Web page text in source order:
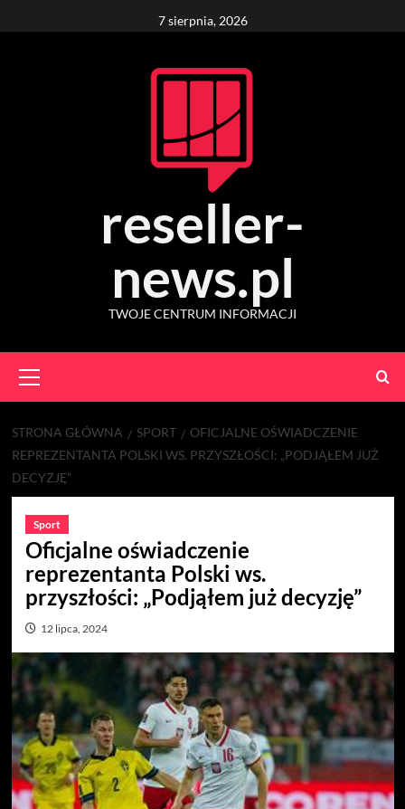
to
7 sierpnia, 2026
reseller-
news.pl
TWOJE CENTRUM INFORMACJI
Menu
STRONA GŁÓWNA SPORT
OFICJALNE OŚWIADCZENIE
REPREZENTANTA POLSKI WS. PRZYSZŁOŚCI: „PODJĄŁEM JUŻ
DECYZJĘ”
Sport
Oficjalne oświadczenie
reprezentanta Polski ws.
przyszłości: „Podjąłem już decyzję”
12 lipca, 2024